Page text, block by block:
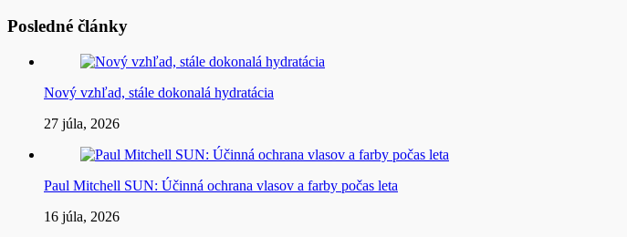
Posledné články
Nový vzhľad, stále dokonalá hydratácia
27 júla, 2026
Paul Mitchell SUN: Účinná ochrana vlasov a farby počas leta
16 júla, 2026